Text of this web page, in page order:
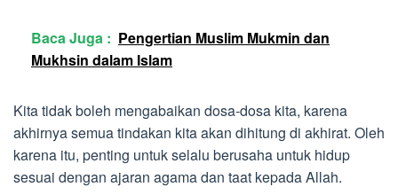
Baca Juga : Pengertian Muslim Mukmin dan
Mukhsin dalam Islam
Kita tidak boleh mengabaikan dosa-dosa kita, karena
akhirnya semua tindakan kita akan dihitung di akhirat. Oleh
karena itu, penting untuk selalu berusaha untuk hidup
sesuai dengan ajaran agama dan taat kepada Allah.